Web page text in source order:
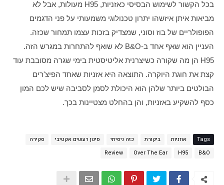
כסף להשקיע באזניות, והן בהחלט מצטיינות בכך.
Tags אוזניות ביקורת כזה ניסיתי סינון רעשים אקטיבי
סקירה
B&O
H95
Over The Ear
Review